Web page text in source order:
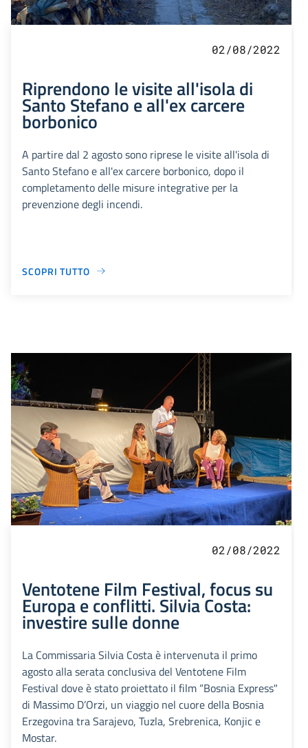
02/08/2022
Riprendono le visite all'isola di
Santo Stefano e all'ex carcere
borbonico
A partire dal 2 agosto sono riprese le visite all'isola di
Santo Stefano e all'ex carcere borbonico, dopo il
completamento delle misure integrative per la
prevenzione degli incendi.
SCOPRI TUTTO
02/08/2022
Ventotene Film Festival, focus su
Europa e conflitti. Silvia Costa:
investire sulle donne
La Commissaria Silvia Costa è intervenuta il primo
agosto alla serata conclusiva del Ventotene Film
Festival dove è stato proiettato il film “Bosnia Express"
di Massimo D’Orzi, un viaggio nel cuore della Bosnia
Erzegovina tra Sarajevo, Tuzla, Srebrenica, Konjic e
Mostar.